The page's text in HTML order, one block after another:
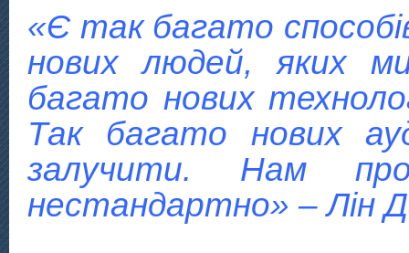
«Є так багато
нових людей, яких
багато нових
Так багато нових
залучити. Нам
нестандартно» – Лін